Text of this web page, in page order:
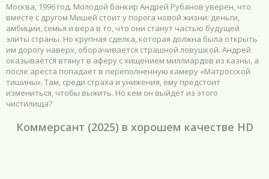
Москва, 1996 год. Молодой банкир Андрей Рубанов уверен, что
вместе с другом Мишей стоит у порога новой жизни: деньги,
амбиции, семья и вера в то, что они станут частью будущей
элиты страны. Но крупная сделка, которая должна была открыть
им дорогу наверх, оборачивается страшной ловушкой. Андрей
оказывается втянут в аферу с хищением миллиардов из казны, а
после ареста попадает в переполненную камеру «Матросской
тишины». Там, среди страха и унижения, ему предстоит
измениться, чтобы выжить. Но кем он выйдет из этого
чистилища?
Коммерсант (2025) в хорошем качестве HD